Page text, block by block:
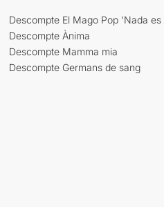
Descompte El Mago Pop 'Nada es
Descompte Ànima
Descompte Mamma mia
Descompte Germans de sang